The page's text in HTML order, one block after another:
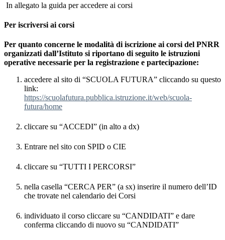
In allegato la guida per accedere ai corsi
Per iscriversi ai corsi
Per quanto concerne le modalità di iscrizione ai corsi del PNRR
organizzati dall’Istituto si riportano di seguito le istruzioni
operative necessarie per la registrazione e partecipazione:
accedere al sito di “SCUOLA FUTURA” cliccando su questo
link:
https://scuolafutura.pubblica.istruzione.it/web/scuola-
futura/home
cliccare su “ACCEDI” (in alto a dx)
Entrare nel sito con SPID o CIE
cliccare su “TUTTI I PERCORSI”
nella casella “CERCA PER” (a sx) inserire il numero dell’ID
che trovate nel calendario dei Corsi
individuato il corso cliccare su “CANDIDATI” e dare
conferma cliccando di nuovo su “CANDIDATI”